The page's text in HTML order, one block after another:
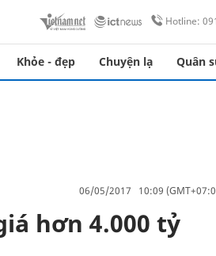
Hotline:
Khỏe - đẹp Chuyện lạ Quân
06/05/2017 10:09
hơn 4.000 tỷ